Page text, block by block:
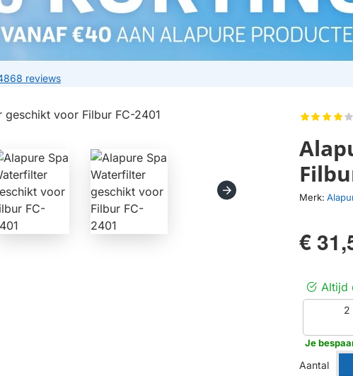
reviews
Merk:
€
Altijd
Je
Aantal